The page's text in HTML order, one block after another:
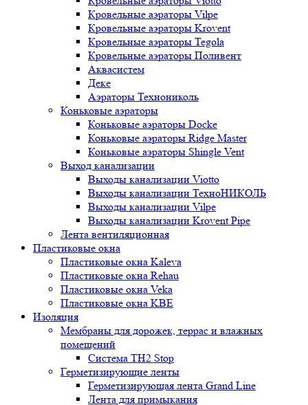
Кровельные аэраторы Vilpe
Кровельные аэраторы Krovent
Кровельные аэраторы Tegola
Кровельные аэраторы Поливент
Аквасистем
Деке
Аэраторы Технониколь
Коньковые аэраторы
Коньковые аэраторы Docke
Коньковые аэраторы Ridge Master
Коньковые аэраторы Shingle Vent
Выход канализации
Выходы канализации Viotto
Выходы канализации ТехноНИКОЛЬ
Выходы канализации Vilpe
Выходы канализации Krovent Pipe
Лента вентиляционная
Пластиковые окна
Пластиковые окна Kaleva
Пластиковые окна Rehau
Пластиковые окна Veka
Пластиковые окна KBE
Изоляция
Мембраны для дорожек, террас и влажных
помещений
Система TH2 Stop
Герметизирующие ленты
Герметизирующая лента Grand Line
Лента для примыкания